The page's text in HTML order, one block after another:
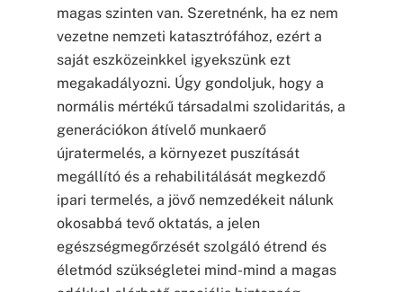
magas szinten van. Szeretnénk, ha ez nem
vezetne nemzeti katasztrófához, ezért a
saját eszközeinkkel igyekszünk ezt
megakadályozni. Úgy gondoljuk, hogy a
normális mértékű társadalmi szolidaritás, a
generációkon átívelő munkaerő
újratermelés, a környezet puszítását
megállító és a rehabilitálását megkezdő
ipari termelés, a jövő nemzedékeit nálunk
okosabbá tevő oktatás, a jelen
egészségmegőrzését szolgáló étrend és
életmód szükségletei mind-mind a magas